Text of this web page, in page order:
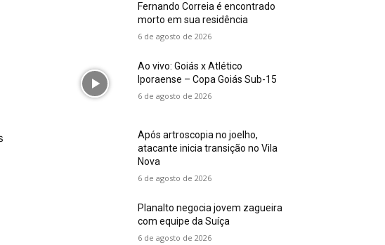
Fernando Correia é encontrado
morto em sua residência
6 de agosto de 2026
Ao vivo: Goiás x Atlético
Iporaense – Copa Goiás Sub-15
6 de agosto de 2026
Após artroscopia no joelho,
atacante inicia transição no Vila
Nova
6 de agosto de 2026
Planalto negocia jovem zagueira
com equipe da Suíça
6 de agosto de 2026